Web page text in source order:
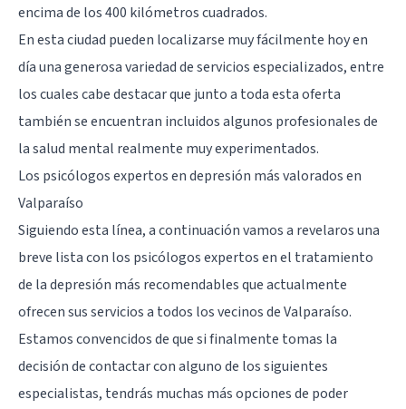
encima de los 400 kilómetros cuadrados.
En esta ciudad pueden localizarse muy fácilmente hoy en
día una generosa variedad de servicios especializados, entre
los cuales cabe destacar que junto a toda esta oferta
también se encuentran incluidos algunos profesionales de
la salud mental realmente muy experimentados.
Los psicólogos expertos en depresión más valorados en
Valparaíso
Siguiendo esta línea, a continuación vamos a revelaros una
breve lista con los psicólogos expertos en el tratamiento
de la depresión más recomendables que actualmente
ofrecen sus servicios a todos los vecinos deValparaíso.
Estamos convencidos de que si finalmente tomas la
decisión de contactar con alguno de los siguientes
especialistas, tendrás muchas más opciones de poder